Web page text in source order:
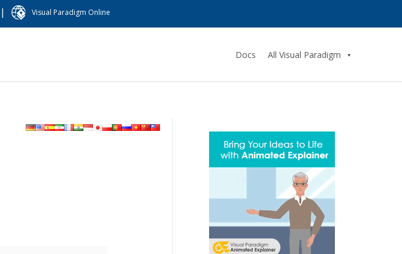
| Visual Paradigm Online
Docs All Visual Paradigm